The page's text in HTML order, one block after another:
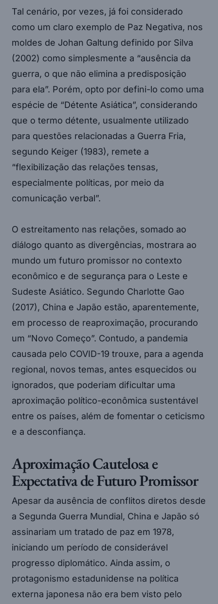
Tal cenário, por vezes, já foi considerado
como um claro exemplo de Paz Negativa, nos
moldes de Johan Galtung definido por Silva
(2002) como simplesmente a “ausência da
guerra, o que não elimina a predisposição
para ela”. Porém, opto por defini-lo como uma
espécie de “Détente Asiática”, considerando
que o termo détente, usualmente utilizado
para questões relacionadas a Guerra Fria,
segundo Keiger (1983), remete a
“flexibilização das relações tensas,
especialmente políticas, por meio da
comunicação verbal”.
O estreitamento nas relações, somado ao
diálogo quanto as divergências, mostrara ao
mundo um futuro promissor no contexto
econômico e de segurança para o Leste e
Sudeste Asiático. Segundo Charlotte Gao
(2017), China e Japão estão, aparentemente,
em processo de reaproximação, procurando
um “Novo Começo”. Contudo, a pandemia
causada pelo COVID-19 trouxe, para a agenda
regional, novos temas, antes esquecidos ou
ignorados, que poderiam dificultar uma
aproximação político-econômica sustentável
entre os países, além de fomentar o ceticismo
e a desconfiança.
Aproximação Cautelosa e
Expectativa de Futuro Promissor
Apesar da ausência de conflitos diretos desde
a Segunda Guerra Mundial, China e Japão só
assinariam um tratado de paz em 1978,
iniciando um período de considerável
progresso diplomático. Ainda assim, o
protagonismo estadunidense na política
externa japonesa não era bem visto pelo